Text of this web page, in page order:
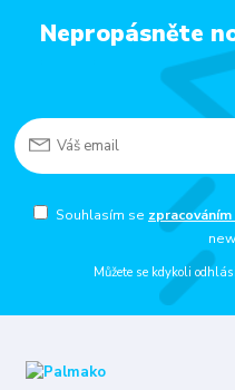
Nepropásněte
Souhlasím se
Můžete se kdykoli